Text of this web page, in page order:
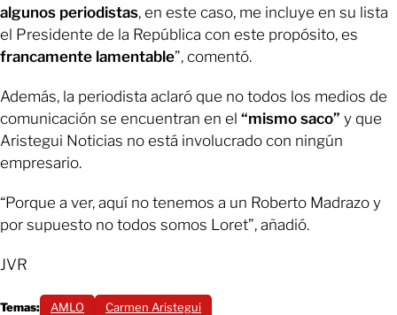
algunos periodistas, en este caso, me incluye en su lista
el Presidente de la República con este propósito, es
francamente lamentable”, comentó.
Además, la periodista aclaró que no todos los medios de
comunicación se encuentran en el “mismo saco” y que
Aristegui Noticias no está involucrado con ningún
empresario.
“Porque a ver, aquí no tenemos a un Roberto Madrazo y
por supuesto no todos somos Loret”, añadió.
JVR
Temas: AMLO Carmen Aristegui